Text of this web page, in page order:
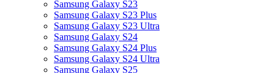
Samsung Galaxy S23
Samsung Galaxy S23 Plus
Samsung Galaxy S23 Ultra
Samsung Galaxy S24
Samsung Galaxy S24 Plus
Samsung Galaxy S24 Ultra
Samsung Galaxy S25